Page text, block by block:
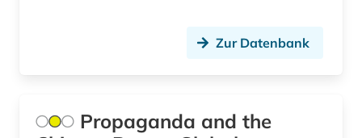
egedal kommune (1)
Zur Datenbank
Propaganda and the